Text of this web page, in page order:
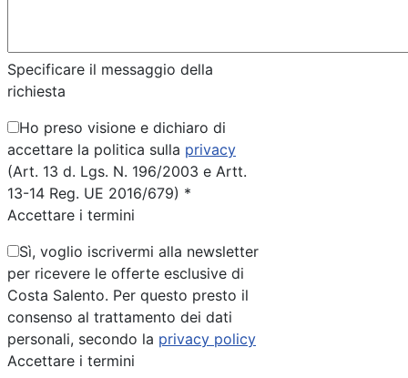
Specificare il messaggio della
richiesta
Ho preso visione e dichiaro di
accettare la politica sulla privacy
(Art. 13 d. Lgs. N. 196/2003 e Artt.
13-14 Reg. UE 2016/679) *
Accettare i termini
Sì, voglio iscrivermi alla newsletter
per ricevere le offerte esclusive di
Costa Salento. Per questo presto il
consenso al trattamento dei dati
personali, secondo la privacy policy
Accettare i termini